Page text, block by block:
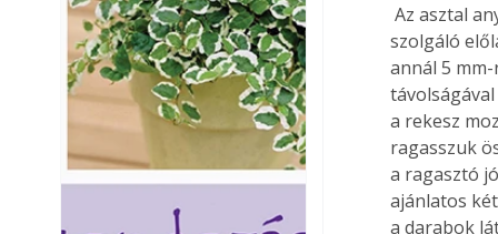
Az asztal anyaga ugyancsak 19 mm vastag laminált faforgácslap legyen. A lábként
szolgáló
annál 5
a rekesz
ragasszuk
a ragasztó
ajánlatos
a darabok